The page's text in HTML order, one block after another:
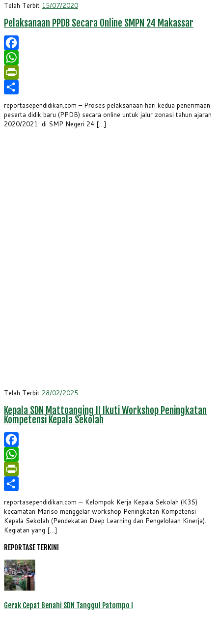
Telah Terbit 15/07/2020
Pelaksanaan PPDB Secara Online SMPN 24 Makassar
Facebook
WhatsApp
PrintFriendly
Share
reportasependidikan.com – Proses pelaksanaan hari kedua penerimaan
peserta didik baru (PPDB) secara online untuk jalur zonasi tahun ajaran
2020/2021 di SMP Negeri 24 […]
Telah Terbit 28/02/2025
Kepala SDN Mattoanging II Ikuti Workshop Peningkatan
Kompetensi Kepala Sekolah
Facebook
WhatsApp
PrintFriendly
Share
reportasependidikan.com — Kelompok Kerja Kepala Sekolah (K3S)
kecamatan Mariso menggelar workshop Peningkatan Kompetensi
Kepala Sekolah (Pendekatan Deep Learning dan Pengelolaan Kinerja).
Kegiatan yang […]
REPORTASE TERKINI
Gerak Cepat Benahi SDN Tanggul Patompo I